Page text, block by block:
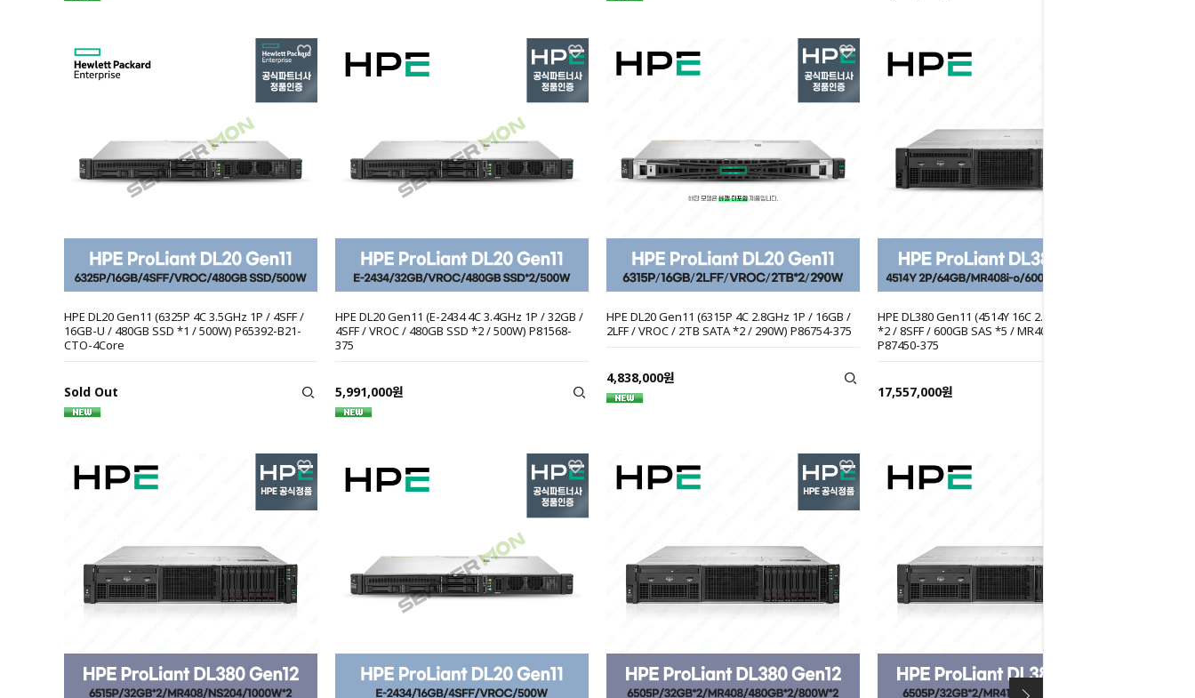
HPE DL20 Gen11 (6325P 4C 3.5GHz 1P / 4SFF /
16GB-U / 480GB SSD *1 / 500W) P65392-B21-
CTO-4Core
Sold Out
HPE DL20 Gen11 (E-2434 4C 3.4GHz 1P / 32GB /
4SFF / VROC / 480GB SSD *2 / 500W) P81568-
375
5,991,000원
HPE DL20 Gen11 (6315P 4C 2.8GHz 1P / 16GB /
2LFF / VROC / 2TB SATA *2 / 290W) P86754-375
4,838,000원
HPE DL380 Gen11 (4514Y 16C 2.0GHz 2P / 32GB
*2 / 8SFF / 600GB SAS *5 / MR408i-o / 800W *2)
P87450-375
17,557,000원